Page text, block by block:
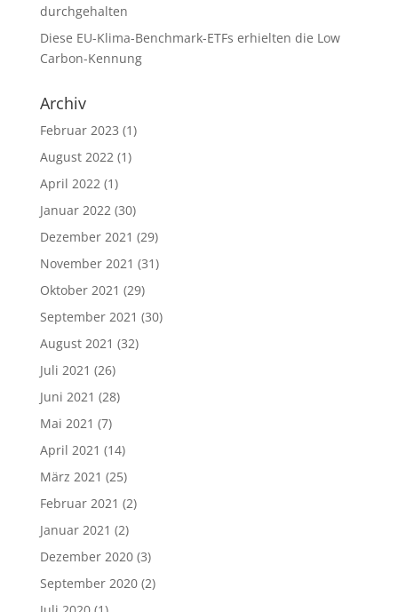
durchgehalten
Diese EU-Klima-Benchmark-ETFs erhielten die Low
Carbon-Kennung
Archiv
Februar 2023 (1)
August 2022(1)
April 2022(1)
Januar 2022(30)
Dezember 2021 (29)
November 2021 (31)
Oktober 2021 (29)
September 2021 (30)
August 2021 (32)
Juli 2021 (26)
Juni 2021 (28)
Mai 2021 (7)
April 2021 (14)
März 2021 (25)
Februar 2021 (2)
Januar 2021 (2)
Dezember 2020(3)
September 2020(2)